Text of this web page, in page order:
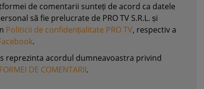
de comentarii sunteți de acord ca datele
să fie prelucrate de PRO TV S.R.L. și
Politicii de confidențialitate PRO TV, respectiv a
.
reprezinta acordul dumneavoastra privind
DE COMENTARII.